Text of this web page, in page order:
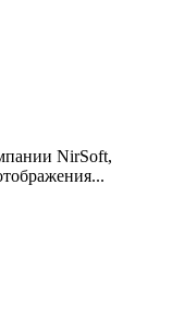
NirSoft,